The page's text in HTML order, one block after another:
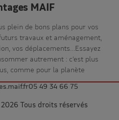
MAIF
plein de bons plans pour vos
travaux et aménagement,
vos déplacements…Essayez
autrement : c’est plus
comme pour la planète
05 49 34 66 75
Tous droits réservés